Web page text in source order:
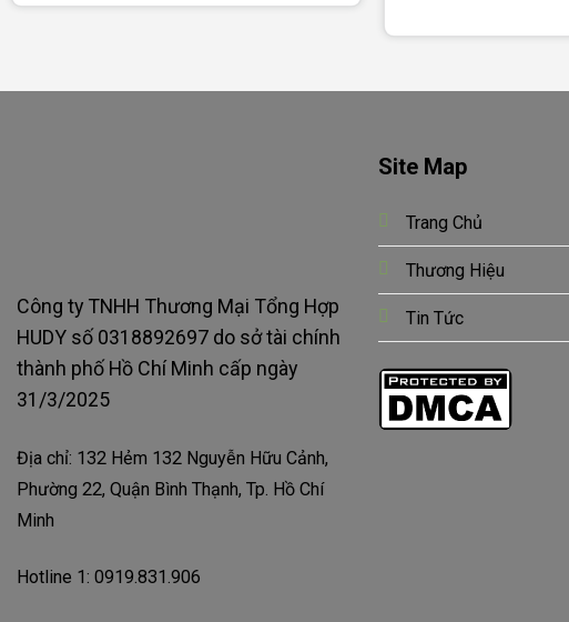
Công ty TNHH Thương Mại Tổng Hợp
HUDY số 0318892697 do sở tài chính
thành phố Hồ Chí Minh cấp ngày
31/3/2025
Địa chỉ: 132 Hẻm 132 Nguyễn Hữu Cảnh,
Phường 22, Quận Bình Thạnh, Tp. Hồ Chí
Minh
Hotline 1: 0919.831.906
Site Map
Trang Chủ
Thương Hiệu
Tin Tức